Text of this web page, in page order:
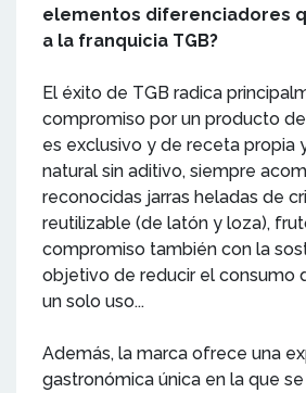
elementos diferenciadores
a la franquicia TGB?
El éxito de TGB radica
compromiso por un producto
es exclusivo y de receta propia
natural sin aditivo, siempre
reconocidas jarras heladas de
reutilizable (de latón y loza),
compromiso también con la
objetivo de reducir el consumo
un solo uso...
Además, la marca ofrece una
gastronómica única en la que